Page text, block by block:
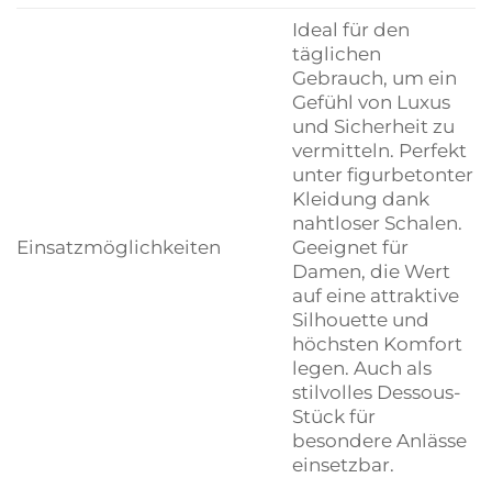
Einsatzmöglichkeiten
Ideal für den
täglichen
Gebrauch, um ein
Gefühl von Luxus
und Sicherheit zu
vermitteln. Perfekt
unter figurbetonter
Kleidung dank
nahtloser Schalen.
Geeignet für
Damen, die Wert
auf eine attraktive
Silhouette und
höchsten Komfort
legen. Auch als
stilvolles Dessous-
Stück für
besondere Anlässe
einsetzbar.